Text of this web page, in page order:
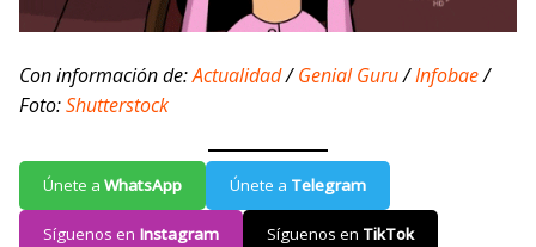
Con información de:Actualidad/Genial Guru/Infobae/
Foto:Shutterstock
Únete a WhatsApp Únete a Telegram
Síguenos en Instagram Síguenos en TikTok